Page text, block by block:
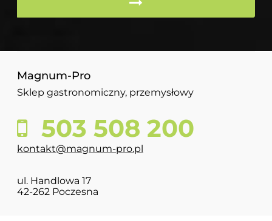
Magnum-Pro
Sklep gastronomiczny, przemysłowy
503 508 200
kontakt@magnum-pro.pl
ul. Handlowa 17
42-262 Poczesna